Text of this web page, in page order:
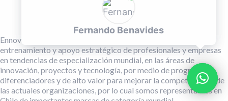
Ennovate es una empresa orientada principalmente al
entrenamiento y apoyo estratégico de profesionales y empresas
en tendencias de especialización mundial, en las áreas de
innovación, proyectos y tecnología, por medio de programas
diferenciadores y de alto valor para mejorar la competitividad de
las actuales organizaciones, por lo cual somos representantes en
Fernando Benavides
Fernando Benavides